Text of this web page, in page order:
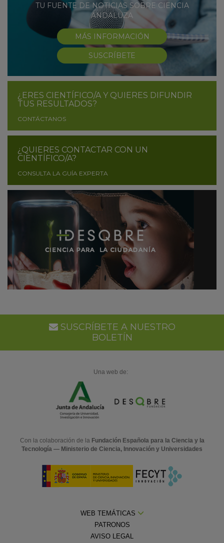
TU FUENTE DE NOTICIAS SOBRE CIENCIA
ANDALUZA
MÁS INFORMACIÓN
SUSCRÍBETE
¿ERES CIENTÍFICO/A Y QUIERES DIFUNDIR
TUS RESULTADOS?
CONTÁCTANOS
¿QUIERES CONTACTAR CON UN
CIENTÍFICO/A?
CONSULTA LA GUÍA EXPERTA
SUSCRÍBETE A NUESTRO
BOLETÍN
Una web de:
Con la colaboración de la Fundación Española para la Ciencia y la
Tecnología — Ministerio de Ciencia, Innovación y Universidades
WEB TEMÁTICAS
PATRONOS
AVISO LEGAL